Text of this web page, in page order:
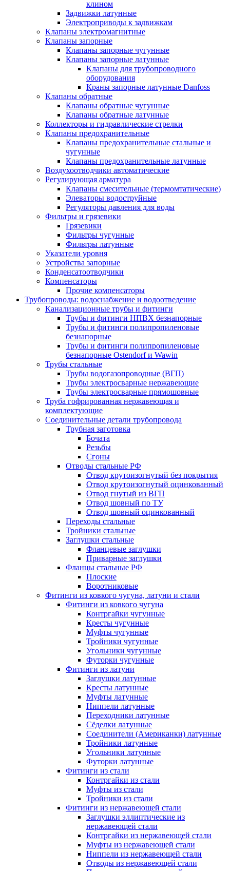
клином
Задвижки латунные
Электроприводы к задвижкам
Клапаны электромагнитные
Клапаны запорные
Клапаны запорные чугунные
Клапаны запорные латунные
Клапаны для трубопроводного
оборудования
Краны запорные латунные Danfoss
Клапаны обратные
Клапаны обратные чугунные
Клапаны обратные латунные
Коллекторы и гидравлические стрелки
Клапаны предохранительные
Клапаны предохранительные стальные и
чугунные
Клапаны предохранительные латунные
Воздухоотводчики автоматические
Регулирующая арматура
Клапаны смесительные (термомтатические)
Элеваторы водоструйные
Регуляторы давления для воды
Фильтры и грязевики
Грязевики
Фильтры чугунные
Фильтры латунные
Указатели уровня
Устройства запорные
Конденсатоотводчики
Компенсаторы
Прочие компенсаторы
Трубопроводы: водоснабжение и водоотведение
Канализационные трубы и фитинги
Трубы и фитинги НПВХ безнапорные
Трубы и фитинги полипропиленовые
безнапорные
Трубы и фитинги полипропиленовые
безнапорные Ostendorf и Wawin
Трубы стальные
Трубы водогазопроводные (ВГП)
Трубы электросварные нержавеющие
Трубы электросварные прямошовные
Труба гофрированная нержавеющая и
комплектующие
Соединительные детали трубопровода
Трубная заготовка
Бочата
Резьбы
Сгоны
Отводы стальные РФ
Отвод крутоизогнутый без покрытия
Отвод крутоизогнутый оцинкованный
Отвод гнутый из ВГП
Отвод шовный по ТУ
Отвод шовный оцинкованный
Переходы стальные
Тройники стальные
Заглушки стальные
Фланцевые заглушки
Приварные заглушки
Фланцы стальные РФ
Плоские
Воротниковые
Фитинги из ковкого чугуна, латуни и стали
Фитинги из ковкого чугуна
Контргайки чугунные
Кресты чугунные
Муфты чугунные
Тройники чугунные
Угольники чугунные
Футорки чугунные
Фитинги из латуни
Заглушки латунные
Кресты латунные
Муфты латунные
Ниппели латунные
Переходники латунные
Сёделки латунные
Соединители (Американки) латунные
Тройники латунные
Угольники латунные
Футорки латунные
Фитинги из стали
Контргайки из стали
Муфты из стали
Тройники из стали
Фитинги из нержавеющей стали
Заглушки эллиптические из
нержавеющей стали
Контргайки из нержавеющей стали
Муфты из нержавеющей стали
Ниппели из нержавеющей стали
Отводы из нержавеющей стали